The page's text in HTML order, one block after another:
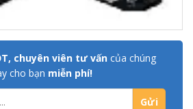
chuyên viên tư vấn của chúng
cho bạn miễn phí!